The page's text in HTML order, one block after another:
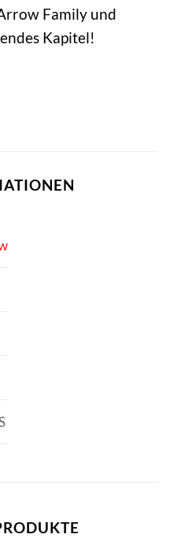
Family und
Kapitel!